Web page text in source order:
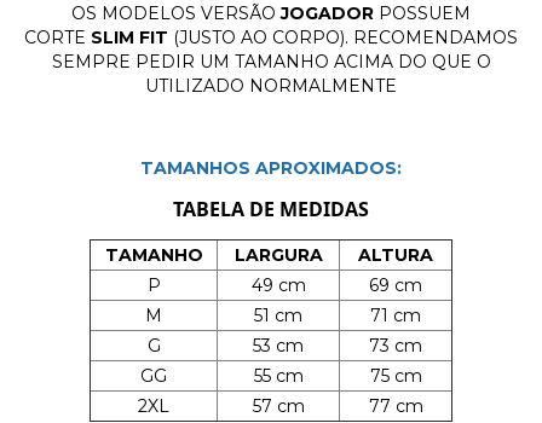
OS MODELOS VERSÃOJOGADOR POSSUEM
CORTE SLIM FIT (JUSTO AO CORPO). RECOMENDAMOS
SEMPRE PEDIR UM TAMANHO ACIMA DO QUE O
UTILIZADO NORMALMENTE
TAMANHOS APROXIMADOS:
TABELA DE MEDIDAS
TAMANHO LARGURA
ALTURA
P
49 cm
69 cm
M
51 cm
71 cm
G
53 cm
73 cm
GG
55 cm
75 cm
2XL
57 cm 77 cm